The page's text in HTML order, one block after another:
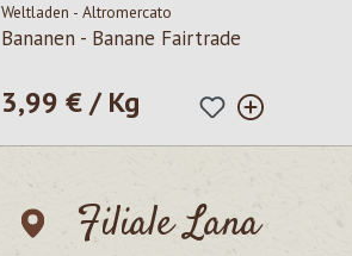
Weltladen - Altromercato
Bananen - Banane Fairtrade
Regulärer Preis:
3,99 € / Kg
Filiale Lana